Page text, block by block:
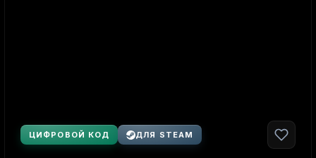
ЦИФРОВОЙ КОД ДЛЯ STEAM